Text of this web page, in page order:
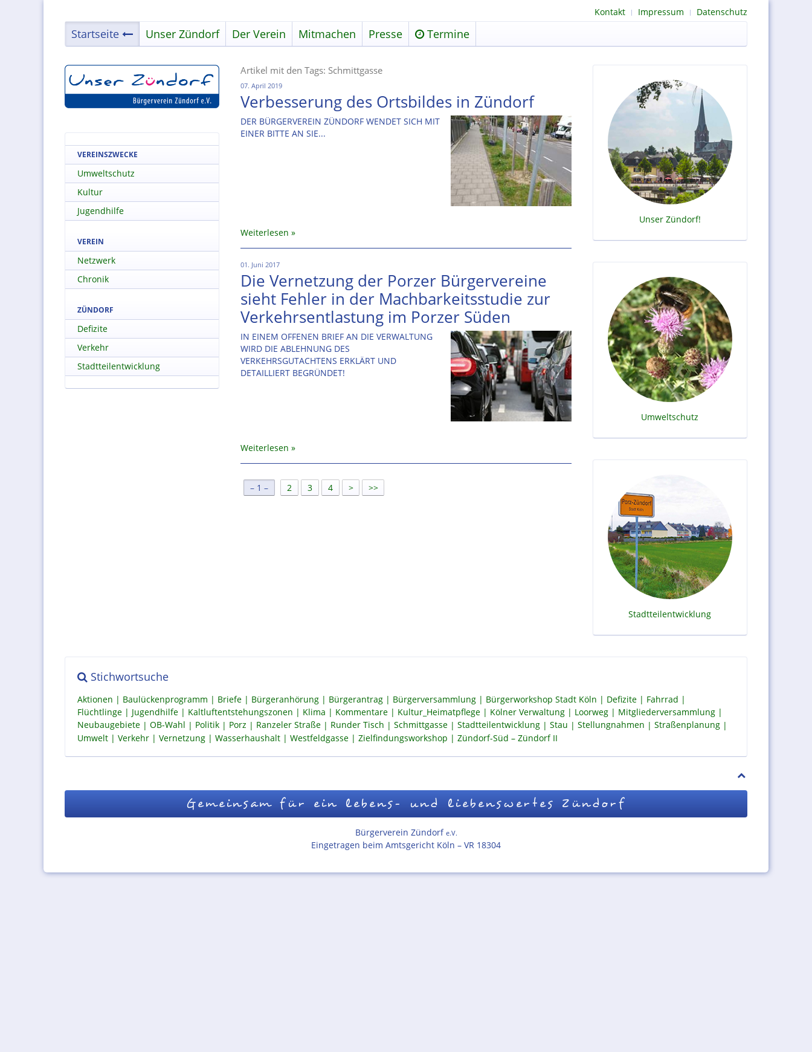
Kontakt Impressum Datenschutz
Startseite Unser Zündorf Der Verein Mitmachen Presse Termine
Artikel mit den Tags: Schmittgasse
07. April 2019
Verbesserung des Ortsbildes in Zündorf
DER BÜRGERVEREIN ZÜNDORF WENDET SICH MIT
EINER BITTE AN SIE...
Weiterlesen
01. Juni 2017
Die Vernetzung der Porzer Bürgervereine
sieht Fehler in der Machbarkeitsstudie zur
Verkehrsentlastung im Porzer Süden
IN EINEM OFFENEN BRIEF AN DIE VERWALTUNG
WIRD DIE ABLEHNUNG DES
VERKEHRSGUTACHTENS ERKLÄRT UND
DETAILLIERT BEGRÜNDET!
Weiterlesen
1 2 3 4 > >>
VEREINSZWECKE
Umweltschutz
Kultur
Jugendhilfe
VEREIN
Netzwerk
Chronik
ZÜNDORF
Defizite
Verkehr
Stadtteilentwicklung
Unser Zündorf!
Umweltschutz
Stadtteilentwicklung
Stichwortsuche
Aktionen Baulückenprogramm Briefe Bürgeranhörung Bürgerantrag Bürgerversammlung Bürgerworkshop Stadt Köln Defizite
Fahrrad
Flüchtlinge
Jugendhilfe Kaltluftentstehungszonen Klima Kommentare Kultur_Heimatpflege Kölner Verwaltung Loorweg
Mitgliederversammlung
Neubaugebiete
OB-Wahl Politik Porz Ranzeler Straße Runder Tisch Schmittgasse Stadtteilentwicklung Stau Stellungnahmen
Straßenplanung
Umwelt
Verkehr Vernetzung Wasserhaushalt Westfeldgasse Zielfindungsworkshop Zündorf-Süd – Zündorf II
Gemeinsam für ein lebens- und liebenswertes Zündorf
Bürgerverein Zündorf e.V.
Eingetragen beim Amtsgericht Köln – VR 18304